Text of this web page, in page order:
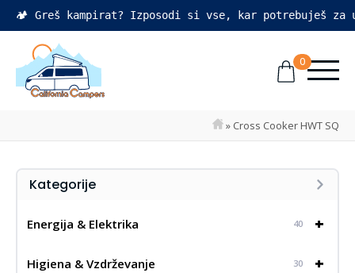
🏕️ Greš kampirat? Izposodi si vse, kar potrebuješ
0
» Cross Cooker HWT SQ
Kategorije
+
Energija & Elektrika 40
+
Higiena & Vzdrževanje 30